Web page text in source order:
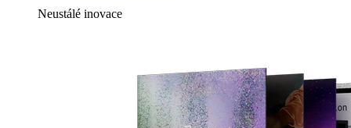
Neustálé inovace